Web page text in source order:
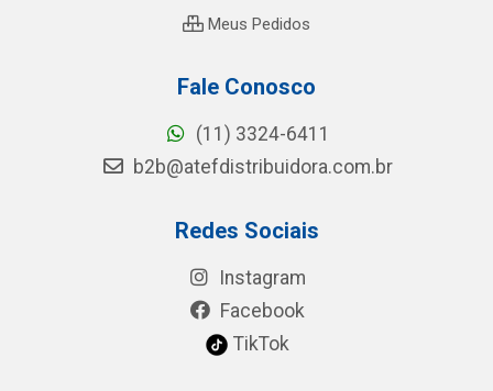
Meus Pedidos
Fale Conosco
(11) 3324-6411
b2b@atefdistribuidora.com.br
Redes Sociais
Instagram
Facebook
TikTok